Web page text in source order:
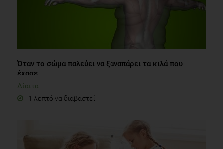
Όταν το σώμα παλεύει να ξαναπάρει τα κιλά που
έχασε...
Δίαιτα
1 λεπτό να διαβαστεί